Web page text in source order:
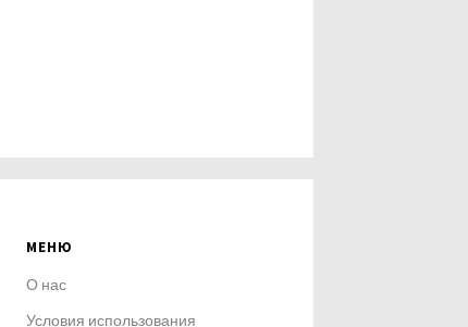
МЕНЮ
О нас
Условия использования